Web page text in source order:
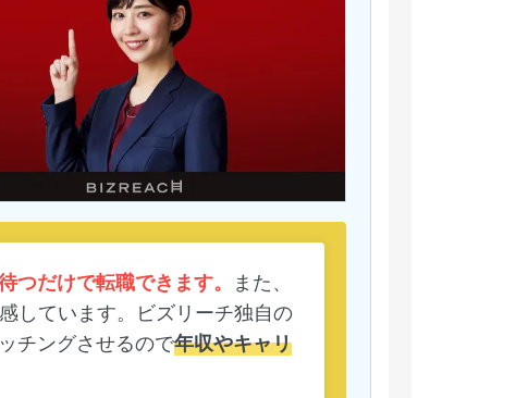
つだけで転職できます。 また、
しています。ビズリーチ独自の
チングさせるので年収やキャリ